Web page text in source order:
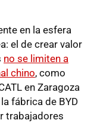
en la esfera
el de crear valor
no se limiten a
chino, como
en Zaragoza
fábrica de BYD
trabajadores